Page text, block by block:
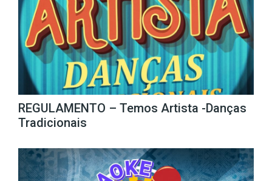
REGULAMENTO – Temos Artista -Danças
Tradicionais